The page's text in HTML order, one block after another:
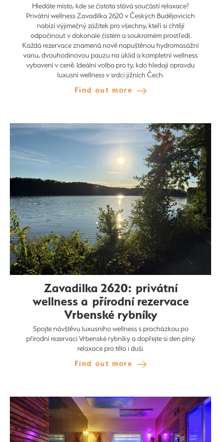
Hledáte místo, kde se čistota stává součástí relaxace?
Privátní wellness Zavadilka 2620 v Českých Budějovicích
nabízí výjimečný zážitek pro všechny, kteří si chtějí
odpočinout v dokonale čistém a soukromém prostředí.
Každá rezervace znamená nově napuštěnou hydromasážní
vanu, dvouhodinovou pauzu na úklid a kompletní wellness
vybavení v ceně. Ideální volba pro ty, kdo hledají opravdu
luxusní wellness v srdci jižních Čech.
Find out more
Zavadilka 2620: privátní
wellness a přírodní rezervace
Vrbenské rybníky
Spojte návštěvu luxusního wellness s procházkou po
přírodní rezervaci Vrbenské rybníky a dopřejte si den plný
relaxace pro tělo i duši.
Find out more